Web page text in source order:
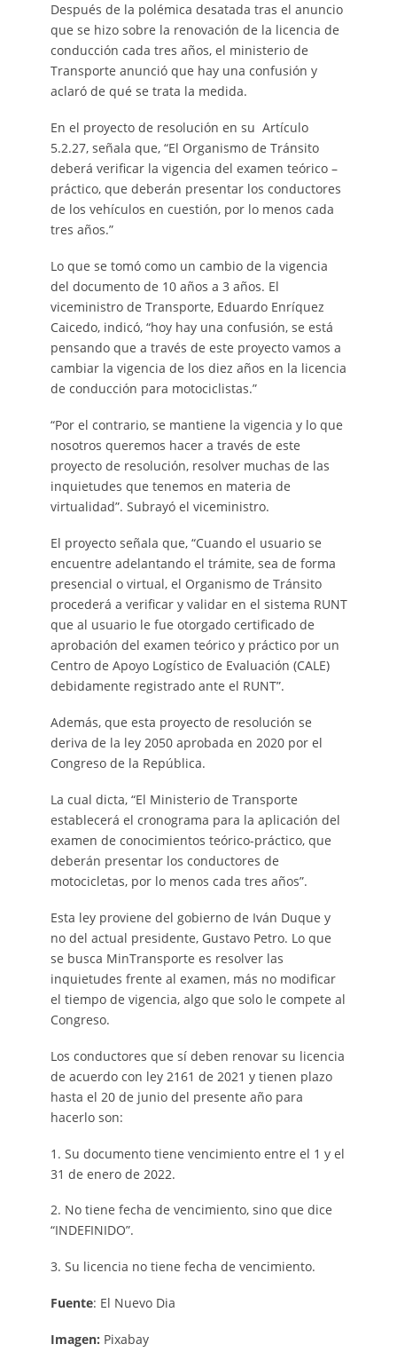
Después de la polémica desatada tras el anuncio
que se hizo sobre la renovación de la licencia de
conducción cada tres años, el ministerio de
Transporte anunció que hay una confusión y
aclaró de qué se trata la medida.
En el proyecto de resolución en su Artículo
5.2.27, señala que, “El Organismo de Tránsito
deberá verificar la vigencia del examen teórico –
práctico, que deberán presentar los conductores
de los vehículos en cuestión, por lo menos cada
tres años.”
Lo que se tomó como un cambio de la vigencia
del documento de 10 años a 3 años. El
viceministro de Transporte, Eduardo Enríquez
Caicedo, indicó, “hoy hay una confusión, se está
pensando que a través de este proyecto vamos a
cambiar la vigencia de los diez años en la licencia
de conducción para motociclistas.”
“Por el contrario, se mantiene la vigencia y lo que
nosotros queremos hacer a través de este
proyecto de resolución, resolver muchas de las
inquietudes que tenemos en materia de
virtualidad”. Subrayó el viceministro.
El proyecto señala que, “Cuando el usuario se
encuentre adelantando el trámite, sea de forma
presencial o virtual, el Organismo de Tránsito
procederá a verificar y validar en el sistema RUNT
que al usuario le fue otorgado certificado de
aprobación del examen teórico y práctico por un
Centro de Apoyo Logístico de Evaluación (CALE)
debidamente registrado ante el RUNT”.
Además, que esta proyecto de resolución se
deriva de la ley 2050 aprobada en 2020 por el
Congreso de la República.
La cual dicta, “El Ministerio de Transporte
establecerá el cronograma para la aplicación del
examen de conocimientos teórico-práctico, que
deberán presentar los conductores de
motocicletas, por lo menos cada tres años”.
Esta ley proviene del gobierno de Iván Duque y
no del actual presidente, Gustavo Petro. Lo que
se busca MinTransporte es resolver las
inquietudes frente al examen, más no modificar
el tiempo de vigencia, algo que solo le compete al
Congreso.
Los conductores que sí deben renovar su licencia
de acuerdo con ley 2161 de 2021 y tienen plazo
hasta el 20 de junio del presente año para
hacerlo son:
1. Su documento tiene vencimiento entre el 1 y el
31 de enero de 2022.
2. No tiene fecha de vencimiento, sino que dice
“INDEFINIDO”.
3. Su licencia no tiene fecha de vencimiento.
Fuente: El Nuevo Dia
Imagen: Pixabay